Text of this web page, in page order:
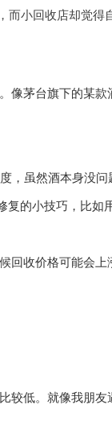
小回收店却觉得
茅台旗下的某
虽然酒本身没
的小技巧，比如
收价格可能会
低。就像我朋